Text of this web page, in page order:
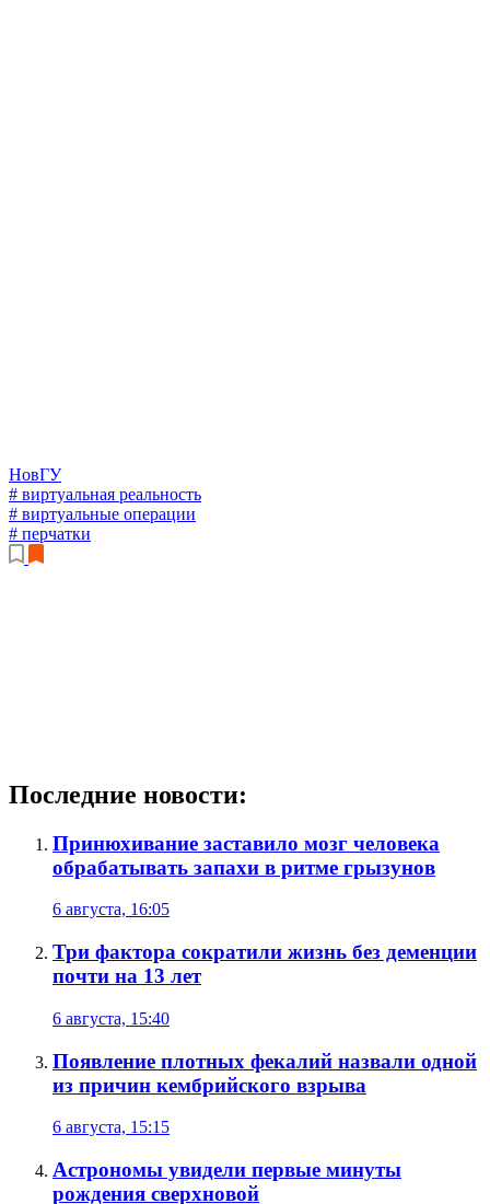
НовГУ
# виртуальная реальность
# виртуальные операции
# перчатки
Последние новости:
Принюхивание заставило мозг человека
обрабатывать запахи в ритме грызунов
6 августа, 16:05
Три фактора сократили жизнь без деменции
почти на 13 лет
6 августа, 15:40
Появление плотных фекалий назвали одной
из причин кембрийского взрыва
6 августа, 15:15
Астрономы увидели первые минуты
рождения сверхновой